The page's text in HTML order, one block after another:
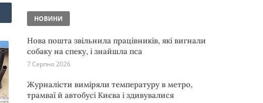
НОВИНИ
Нова пошта звільнила працівників, які вигнали
собаку на спеку, і знайшла пса
7 Серпня 2026
Журналісти виміряли температуру в метро,
трамваї й автобусі Києва і здивувалися